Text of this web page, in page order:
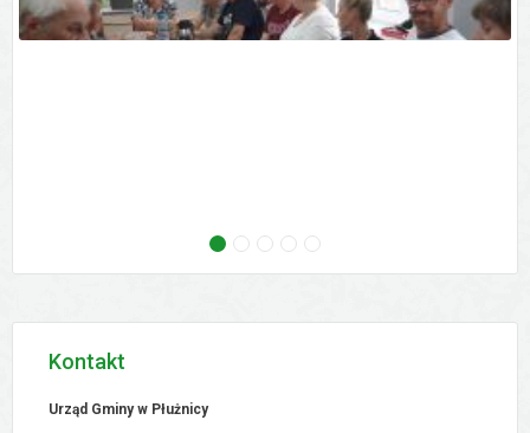
następne - Zebranie wiejskie - Ostrowo,
następne - Zebranie wiejskie - Orłowo,
następne - Zebranie wiejskie -
następne - XVI Sesja Rady
Kontakt
Urząd Gminy w Płużnicy